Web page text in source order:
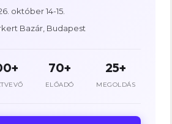
október 14-15.
Bazár, Budapest
70+
ELŐADÓ
25+
MEGOLDÁS